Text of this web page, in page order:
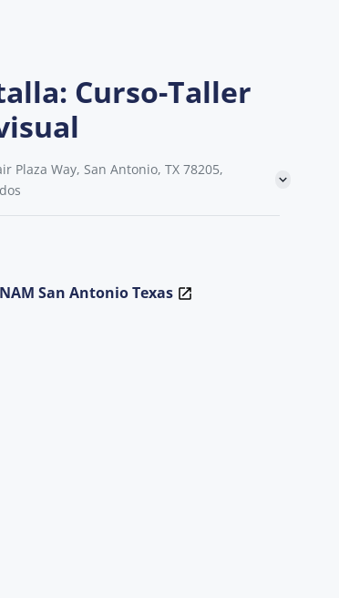
Curso-Taller
Plaza Way, San Antonio, TX 78205,
San Antonio Texas